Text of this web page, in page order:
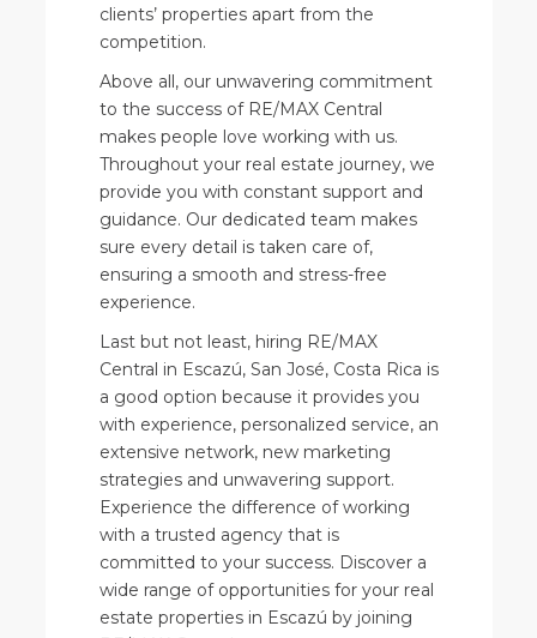
clients’ properties apart from the
competition.
Above all, our unwavering commitment
to the success of RE/MAX Central
makes people love working with us.
Throughout your real estate journey, we
provide you with constant support and
guidance. Our dedicated team makes
sure every detail is taken care of,
ensuring a smooth and stress-free
experience.
Last but not least, hiring RE/MAX
Central in Escazú, San José, Costa Rica is
a good option because it provides you
with experience, personalized service, an
extensive network, new marketing
strategies and unwavering support.
Experience the difference of working
with a trusted agency that is
committed to your success. Discover a
wide range of opportunities for your real
estate properties in Escazú by joining